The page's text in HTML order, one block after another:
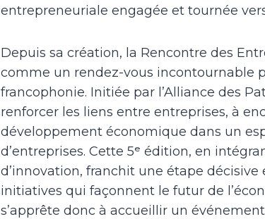
entrepreneuriale engagée et tournée
Depuis sa création, la Rencontre des
comme un rendez-vous incontournable
francophonie. Initiée par l’Alliance des
renforcer les liens entre entreprises, à
développement économique dans un
d’entreprises. Cette 5ᵉ édition, en
d’innovation, franchit une étape
initiatives qui façonnent le futur de
s’apprête donc à accueillir un